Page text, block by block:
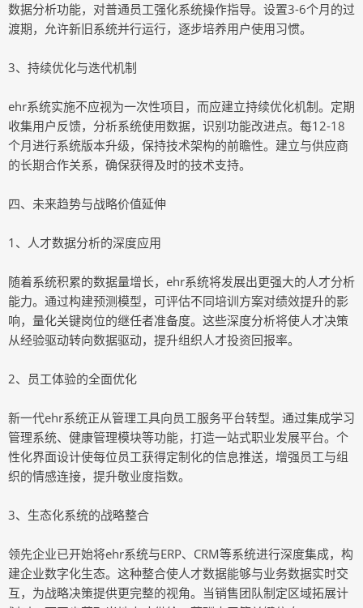
数据分析功能，对普通员工强化系统操作指导。设置3-6个月的过
渡期，允许新旧系统并行运行，逐步培养用户使用习惯。
3、持续优化与迭代机制
ehr系统实施不应视为一次性项目，而应建立持续优化机制。定期
收集用户反馈，分析系统使用数据，识别功能改进点。每12-18
个月进行系统版本升级，保持技术架构的前瞻性。建立与供应商
的长期合作关系，确保获得及时的技术支持。
四、未来趋势与战略价值延伸
1、人才数据分析的深度应用
随着系统积累的数据量增长，ehr系统将发展出更强大的人才分析
能力。通过构建预测模型，可评估不同培训方案对绩效提升的影
响，量化关键岗位的继任者准备度。这些深度分析将使人才决策
从经验驱动转向数据驱动，提升组织人才投资回报率。
2、员工体验的全面优化
新一代ehr系统正从管理工具向员工服务平台转型。通过集成学习
管理系统、健康管理模块等功能，打造一站式职业发展平台。个
性化界面设计使每位员工获得定制化的信息推送，增强员工与组
织的情感连接，提升敬业度指数。
3、生态化系统的战略整合
领先企业已开始将ehr系统与ERP、CRM等系统进行深度集成，构
建企业数字化生态。这种整合使人才数据能够与业务数据实时交
互，为战略决策提供更完整的视角。当销售团队制定区域拓展计